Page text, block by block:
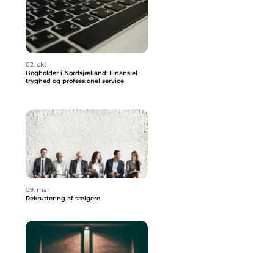
02. okt
Bogholder i Nordsjælland: Finansiel
tryghed og professionel service
09. mar
Rekruttering af sælgere